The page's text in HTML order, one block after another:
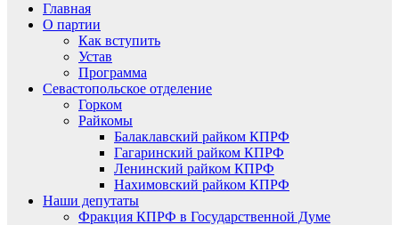
Главная
О партии
Как вступить
Устав
Программа
Севастопольское отделение
Горком
Райкомы
Балаклавский райком КПРФ
Гагаринский райком КПРФ
Ленинский райком КПРФ
Нахимовский райком КПРФ
Наши депутаты
Фракция КПРФ в Государственной Думе